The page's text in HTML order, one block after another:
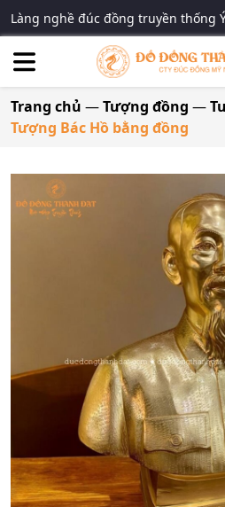
Làng nghề đúc đồng truyền thống
Trang chủ —Tượng đồng —
Tượng Bác Hồ bằng đồng